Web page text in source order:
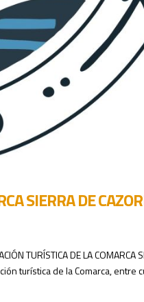
SIERRA DE
TURÍSTICA DE LA COMARCA
turística de la Comarca, entre